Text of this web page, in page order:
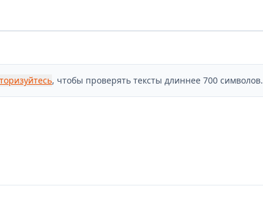
, чтобы проверять тексты длиннее 700 символов.